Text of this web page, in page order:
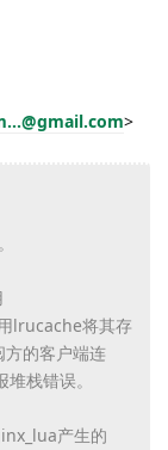
>
lrucache将其存
的客户端连
栈错误。
产生的